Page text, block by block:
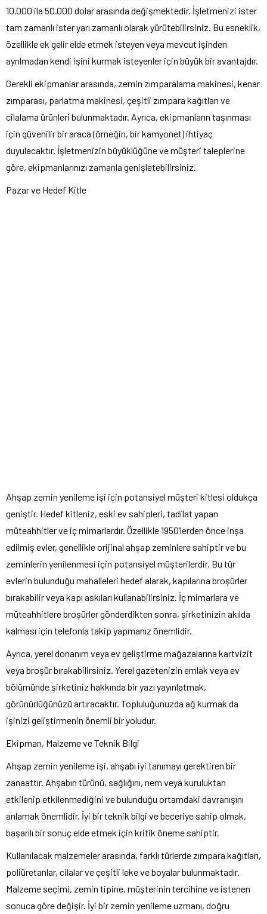
10.000 ila 50.000 dolar arasında değişmektedir. İşletmenizi ister
tam zamanlı ister yarı zamanlı olarak yürütebilirsiniz. Bu esneklik,
özellikle ek gelir elde etmek isteyen veya mevcut işinden
ayrılmadan kendi işini kurmak isteyenler için büyük bir avantajdır.
Gerekli ekipmanlar arasında, zemin zımparalama makinesi, kenar
zımparası, parlatma makinesi, çeşitli zımpara kağıtları ve
cilalama ürünleri bulunmaktadır. Ayrıca, ekipmanların taşınması
için güvenilir bir araca (örneğin, bir kamyonet) ihtiyaç
duyulacaktır. İşletmenizin büyüklüğüne ve müşteri taleplerine
göre, ekipmanlarınızı zamanla genişletebilirsiniz.
Pazar ve Hedef Kitle
Ahşap zemin yenileme işi için potansiyel müşteri kitlesi oldukça
geniştir. Hedef kitleniz, eski ev sahipleri, tadilat yapan
müteahhitler ve iç mimarlardır. Özellikle 1950’lerden önce inşa
edilmiş evler, genellikle orijinal ahşap zeminlere sahiptir ve bu
zeminlerin yenilenmesi için potansiyel müşterilerdir. Bu tür
evlerin bulunduğu mahalleleri hedef alarak, kapılarına broşürler
bırakabilir veya kapı askıları kullanabilirsiniz. İç mimarlara ve
müteahhitlere broşürler gönderdikten sonra, şirketinizin akılda
kalması için telefonla takip yapmanız önemlidir.
Ayrıca, yerel donanım veya ev geliştirme mağazalarına kartvizit
veya broşür bırakabilirsiniz. Yerel gazetenizin emlak veya ev
bölümünde şirketiniz hakkında bir yazı yayınlatmak,
görünürlüğünüzü artıracaktır. Topluluğunuzda ağ kurmak da
işinizi geliştirmenin önemli bir yoludur.
Ekipman, Malzeme ve Teknik Bilgi
Ahşap zemin yenileme işi, ahşabı iyi tanımayı gerektiren bir
zanaattır. Ahşabın türünü, sağlığını, nem veya kuruluktan
etkilenip etkilenmediğini ve bulunduğu ortamdaki davranışını
anlamak önemlidir. İyi bir teknik bilgi ve beceriye sahip olmak,
başarılı bir sonuç elde etmek için kritik öneme sahiptir.
Kullanılacak malzemeler arasında, farklı türlerde zımpara kağıtları,
poliüretanlar, cilalar ve çeşitli leke ve boyalar bulunmaktadır.
Malzeme seçimi, zemin tipine, müşterinin tercihine ve istenen
sonuca göre değişir. İyi bir zemin yenileme uzmanı, doğru